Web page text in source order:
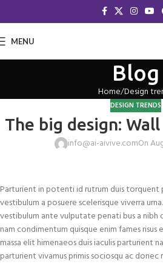
MENU
Blog
Home Design
DESIGN TRENDS
The big design:
info@ai-aivive.comOn
Parturient in potenti id rutrum duis torquent
vestibulum a posuere scelerisque viverra
vestibulum ante vulputate penati bus a nibh
nam condimentum quisque enim fames
massa elit himenaeos duis iaculis parturient
parturient vivamus primis sociosqu ac donec